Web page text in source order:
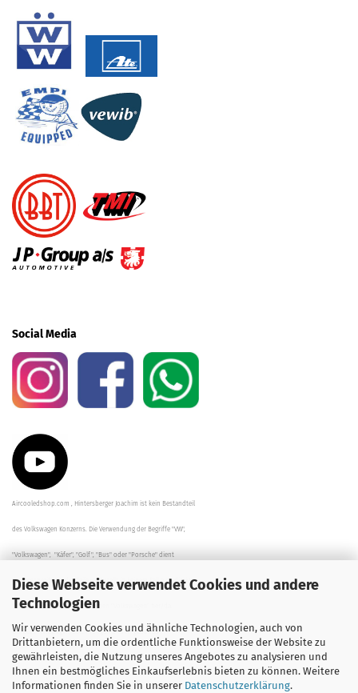
Diese Webseite verwendet Cookies und andere
Technologien
Wir verwenden Cookies und ähnliche Technologien, auch von
Drittanbietern, um die ordentliche Funktionsweise der Website zu
gewährleisten, die Nutzung unseres Angebotes zu analysieren und
Ihnen ein bestmögliches Einkaufserlebnis bieten zu können. Weitere
Informationen finden Sie in unserer Datenschutzerklärung.
Social Media
Aircooledshop.com , Hintersberger Joachim ist kein Bestandteil
des Volkswagen Konzerns. Die Verwendung der Begriffe "VW",
"Volkswagen", "Käfer", "Golf", "Bus" oder "Porsche" dient
der Beschreibung der Teile und stellt in keinem Fall eine direkte
Verbindung zu dem Unternehmen "Volkswagen" her/da.
Die Beschreibungen, Zeichnungen und Angaben zur
Verwendung sind sorgfältig überprüft worden.